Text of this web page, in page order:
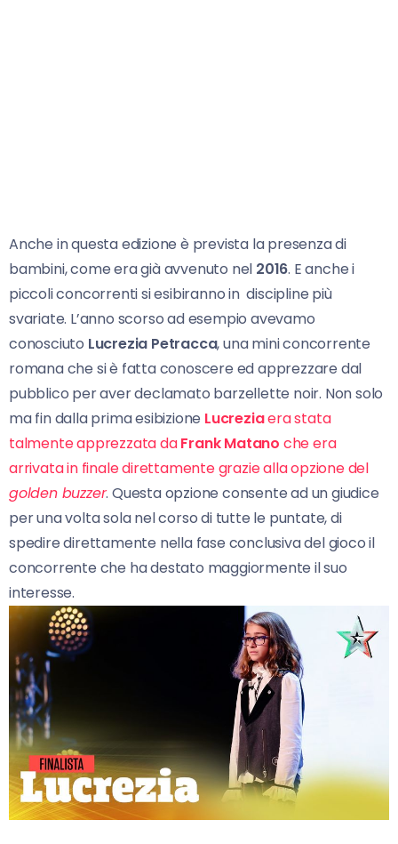
Anche in questa edizione è prevista la presenza di
bambini, come era già avvenuto nel 2016. E anche i
piccoli concorrenti si esibiranno in discipline più
svariate. L’anno scorso ad esempio avevamo
conosciuto Lucrezia Petracca, una mini concorrente
romana che si è fatta conoscere ed apprezzare dal
pubblico per aver declamato barzellette noir. Non solo
ma fin dalla prima esibizione Lucreziaera stata
talmente apprezzata daFrank Matano che era
arrivata in finale direttamente grazie alla opzione del
golden buzzer. Questa opzione consente ad un giudice
per una volta sola nel corso di tutte le puntate, di
spedire direttamente nella fase conclusiva del gioco il
concorrente che ha destato maggiormente il suo
interesse.